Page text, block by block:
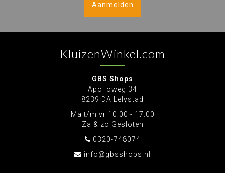
Aanmelden
KluizenWinkel.com
GBS Shops
Apolloweg 34
8239 DA Lelystad
Ma t/m vr 10:00 - 17:00
Za & zo Gesloten
0320-748074
info@gbsshops.nl